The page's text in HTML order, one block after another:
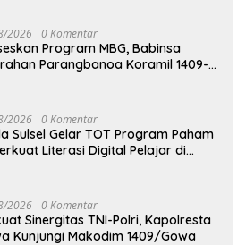
2026 0 Komentar
Program MBG, Babinsa
Parangbanoa Koramil 1409-
2026 0 Komentar
Sulsel Gelar TOT Program Paham
Literasi Digital Pelajar di
2026 0 Komentar
Sinergitas TNI-Polri, Kapolresta
Kunjungi Makodim 1409/Gowa